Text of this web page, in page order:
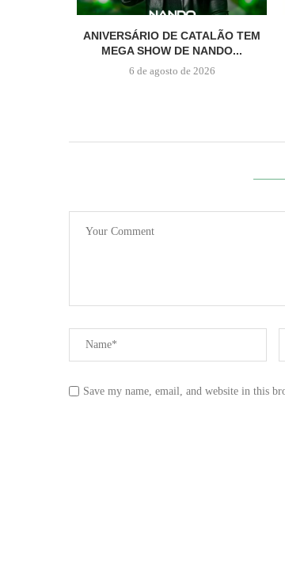
ANIVERSÁRIO DE CATALÃO TEM
MEGA SHOW DE NANDO...
6 de agosto de 2026
Save my name, email, and website in this